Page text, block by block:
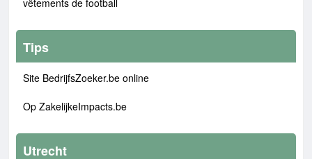
vêtements de football
Tips
Site BedrijfsZoeker.be online
Op ZakelijkeImpacts.be
Utrecht